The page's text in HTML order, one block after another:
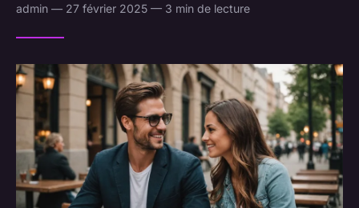
admin — 27 février 2025 — 3 min de lecture